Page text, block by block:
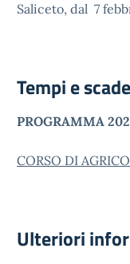
Saliceto, dal 7
Tempi e
PROGRAMMA
CORSO DI
Ulteriori